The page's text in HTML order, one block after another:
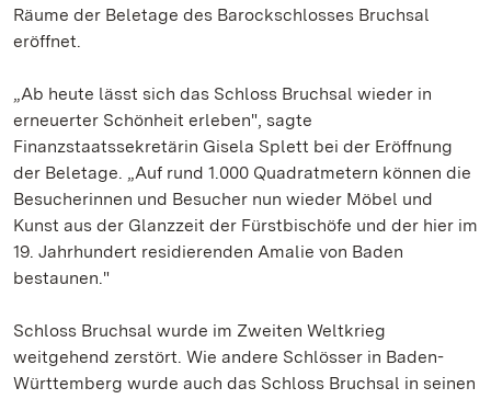
Räume der Beletage des Barockschlosses Bruchsal
eröffnet.
„Ab heute lässt sich das Schloss Bruchsal wieder in
erneuerter Schönheit erleben", sagte
Finanzstaatssekretärin Gisela Splett bei der Eröffnung
der Beletage. „Auf rund 1.000 Quadratmetern können die
Besucherinnen und Besucher nun wieder Möbel und
Kunst aus der Glanzzeit der Fürstbischöfe und der hier im
19. Jahrhundert residierenden Amalie von Baden
bestaunen."
Schloss Bruchsal wurde im Zweiten Weltkrieg
weitgehend zerstört. Wie andere Schlösser in Baden-
Württemberg wurde auch das Schloss Bruchsal in seinen